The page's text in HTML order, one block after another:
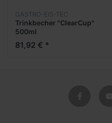
GASTRO-EIS-TEC
Trinkbecher "ClearCup"
500ml
81,92 € *